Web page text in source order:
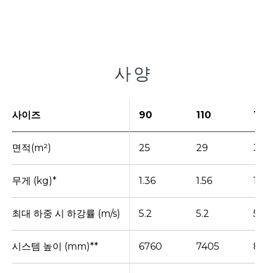
사양
사이즈
면적(m²)
무게 (kg)*
최대 하중 시 하강률 (m/s)
시스템 높이 (mm)**
90 110
25 29 37
1.36 1.56
5.2 5.2
6760 7405